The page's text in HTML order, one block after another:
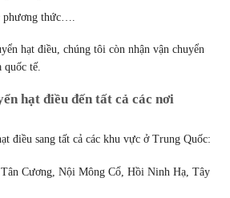
phương thức….
hạt điều, chúng tôi còn nhận vận chuyển
tế.
hạt điều đến tất cả các nơi
điều sang tất cả các khu vực ở Trung Quốc:
Cương, Nội Mông Cổ, Hồi Ninh Hạ, Tây